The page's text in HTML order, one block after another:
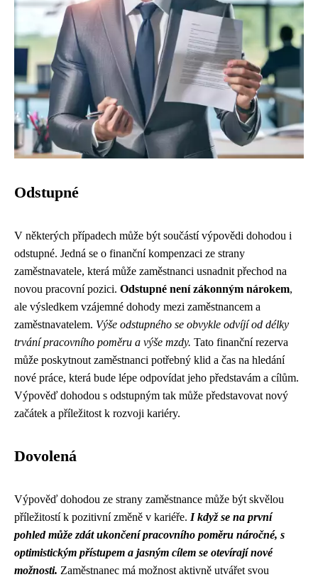
Odstupné
V některých případech může být součástí výpovědi dohodou i
odstupné. Jedná se o finanční kompenzaci ze strany
zaměstnavatele, která může zaměstnanci usnadnit přechod na
novou pracovní pozici. Odstupné není zákonným nárokem,
ale výsledkem vzájemné dohody mezi zaměstnancem a
zaměstnavatelem. Výše odstupného se obvykle odvíjí od délky
trvání pracovního poměru a výše mzdy. Tato finanční rezerva
může poskytnout zaměstnanci potřebný klid a čas na hledání
nové práce, která bude lépe odpovídat jeho představám a cílům.
Výpověď dohodou s odstupným tak může představovat nový
začátek a příležitost k rozvoji kariéry.
Dovolená
Výpověď dohodou ze strany zaměstnance může být skvělou
příležitostí k pozitivní změně v kariéře. I když se na první
pohled může zdát ukončení pracovního poměru náročné, s
optimistickým přístupem a jasným cílem se otevírají nové
možnosti. Zaměstnanec má možnost aktivně utvářet svou